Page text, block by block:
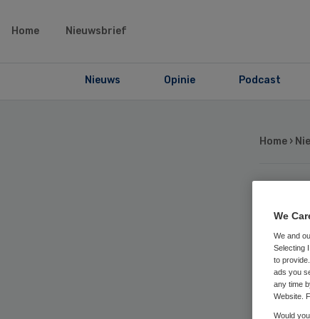
Home Nieuwsbrief
Nieuws Opinie Podcast
Home ›
We
We and
Selecting
to
ads you
any time
Website.
Would